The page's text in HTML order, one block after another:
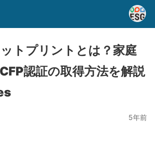
トプリントとは？家庭
認証の取得方法を解説
5年前